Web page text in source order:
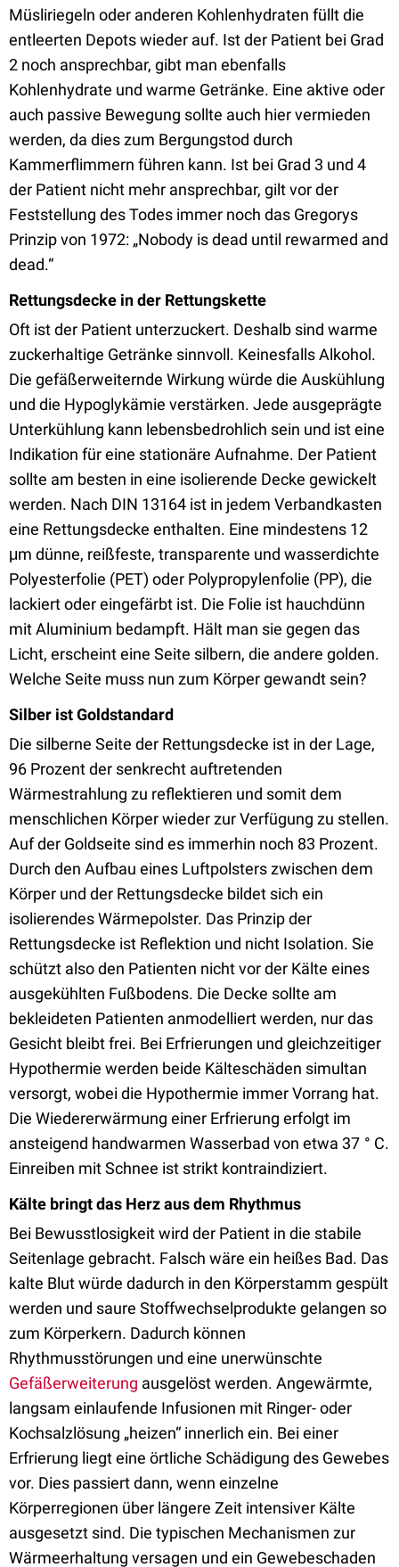
Müsliriegeln oder anderen Kohlenhydraten füllt die
entleerten Depots wieder auf. Ist der Patient bei Grad
2 noch ansprechbar, gibt man ebenfalls
Kohlenhydrate und warme Getränke. Eine aktive oder
auch passive Bewegung sollte auch hier vermieden
werden, da dies zum Bergungstod durch
Kammerflimmern führen kann. Ist bei Grad 3 und 4
der Patient nicht mehr ansprechbar, gilt vor der
Feststellung des Todes immer noch das Gregorys
Prinzip von 1972: „Nobody is dead until rewarmed and
dead.“
Rettungsdecke in der Rettungskette
Oft ist der Patient unterzuckert. Deshalb sind warme
zuckerhaltige Getränke sinnvoll. Keinesfalls Alkohol.
Die gefäßerweiternde Wirkung würde die Auskühlung
und die Hypoglykämie verstärken. Jede ausgeprägte
Unterkühlung kann lebensbedrohlich sein und ist eine
Indikation für eine stationäre Aufnahme. Der Patient
sollte am besten in eine isolierende Decke gewickelt
werden. Nach DIN 13164 ist in jedem Verbandkasten
eine Rettungsdecke enthalten. Eine mindestens 12
μm dünne, reißfeste, transparente und wasserdichte
Polyesterfolie (PET) oder Polypropylenfolie (PP), die
lackiert oder eingefärbt ist. Die Folie ist hauchdünn
mit Aluminium bedampft. Hält man sie gegen das
Licht, erscheint eine Seite silbern, die andere golden.
Welche Seite muss nun zum Körper gewandt sein?
Silber ist Goldstandard
Die silberne Seite der Rettungsdecke ist in der Lage,
96 Prozent der senkrecht auftretenden
Wärmestrahlung zu reflektieren und somit dem
menschlichen Körper wieder zur Verfügung zu stellen.
Auf der Goldseite sind es immerhin noch 83 Prozent.
Durch den Aufbau eines Luftpolsters zwischen dem
Körper und der Rettungsdecke bildet sich ein
isolierendes Wärmepolster. Das Prinzip der
Rettungsdecke ist Reflektion und nicht Isolation. Sie
schützt also den Patienten nicht vor der Kälte eines
ausgekühlten Fußbodens. Die Decke sollte am
bekleideten Patienten anmodelliert werden, nur das
Gesicht bleibt frei. Bei Erfrierungen und gleichzeitiger
Hypothermie werden beide Kälteschäden simultan
versorgt, wobei die Hypothermie immer Vorrang hat.
Die Wiedererwärmung einer Erfrierung erfolgt im
ansteigend handwarmen Wasserbad von etwa 37 ° C.
Einreiben mit Schnee ist strikt kontraindiziert.
Kälte bringt das Herz aus dem Rhythmus
Bei Bewusstlosigkeit wird der Patient in die stabile
Seitenlage gebracht. Falsch wäre ein heißes Bad. Das
kalte Blut würde dadurch in den Körperstamm gespült
werden und saure Stoffwechselprodukte gelangen so
zum Körperkern. Dadurch können
Rhythmusstörungen und eine unerwünschte
Gefäßerweiterung ausgelöst werden. Angewärmte,
langsam einlaufende Infusionen mit Ringer- oder
Kochsalzlösung „heizen“ innerlich ein. Bei einer
Erfrierung liegt eine örtliche Schädigung des Gewebes
vor. Dies passiert dann, wenn einzelne
Körperregionen über längere Zeit intensiver Kälte
ausgesetzt sind. Die typischen Mechanismen zur
Wärmeerhaltung versagen und ein Gewebeschaden